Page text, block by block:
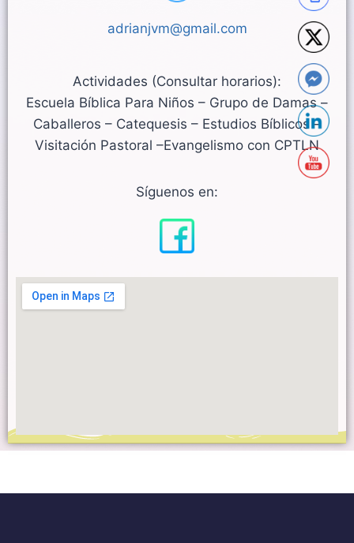
adrianjvm@gmail.com
Actividades (Consultar horarios):
Escuela Bíblica Para Niños – Grupo de Damas –
Caballeros – Catequesis – Estudios Bíblicos –
Visitación Pastoral –Evangelismo con CPTLN
Síguenos en: